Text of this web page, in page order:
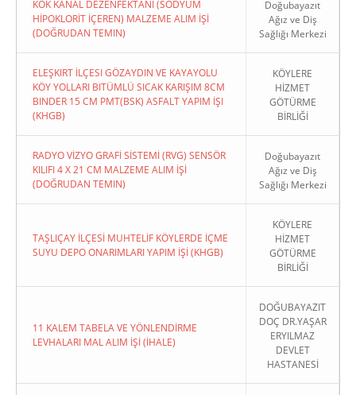
KÖK KANAL DEZENFEKTANI (SODYUM
HİPOKLORİT İÇEREN) MALZEME ALIM İŞİ
(DOĞRUDAN TEMIN)
Doğubayazıt
Ağız ve Diş
Sağlığı Merkezi
ELEŞKIRT İLÇESI GÖZAYDIN VE KAYAYOLU
KÖY YOLLARI BITÜMLÜ SICAK KARIŞIM 8CM
BINDER 15 CM PMT(BSK) ASFALT YAPIM İŞI
(KHGB)
KÖYLERE
HİZMET
GÖTÜRME
BİRLİĞİ
RADYO VİZYO GRAFİ SİSTEMİ (RVG) SENSÖR
KILIFI 4 X 21 CM MALZEME ALIM İŞİ
(DOĞRUDAN TEMIN)
Doğubayazıt
Ağız ve Diş
Sağlığı Merkezi
TAŞLIÇAY İLÇESİ MUHTELİF KÖYLERDE İÇME
SUYU DEPO ONARIMLARI YAPIM İŞİ (KHGB)
KÖYLERE
HİZMET
GÖTÜRME
BİRLİĞİ
11 KALEM TABELA VE YÖNLENDİRME
LEVHALARI MAL ALIM İŞİ (İHALE)
DOĞUBAYAZIT
DOÇ DR.YAŞAR
ERYILMAZ
DEVLET
HASTANESİ